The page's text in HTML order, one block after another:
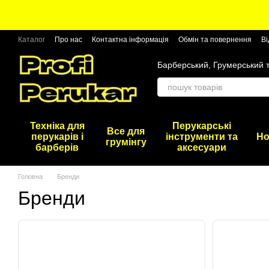
Каталог Про нас Контактна інформація Обмін та повернення
Барберський, Грумерський
Техніка для
перукарів і
барберів
Все для
грумінгу
Перукарські
інструменти та
аксесуари
Головна Бренди
Бренди